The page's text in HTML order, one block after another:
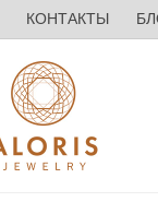
КОНТАКТЫ